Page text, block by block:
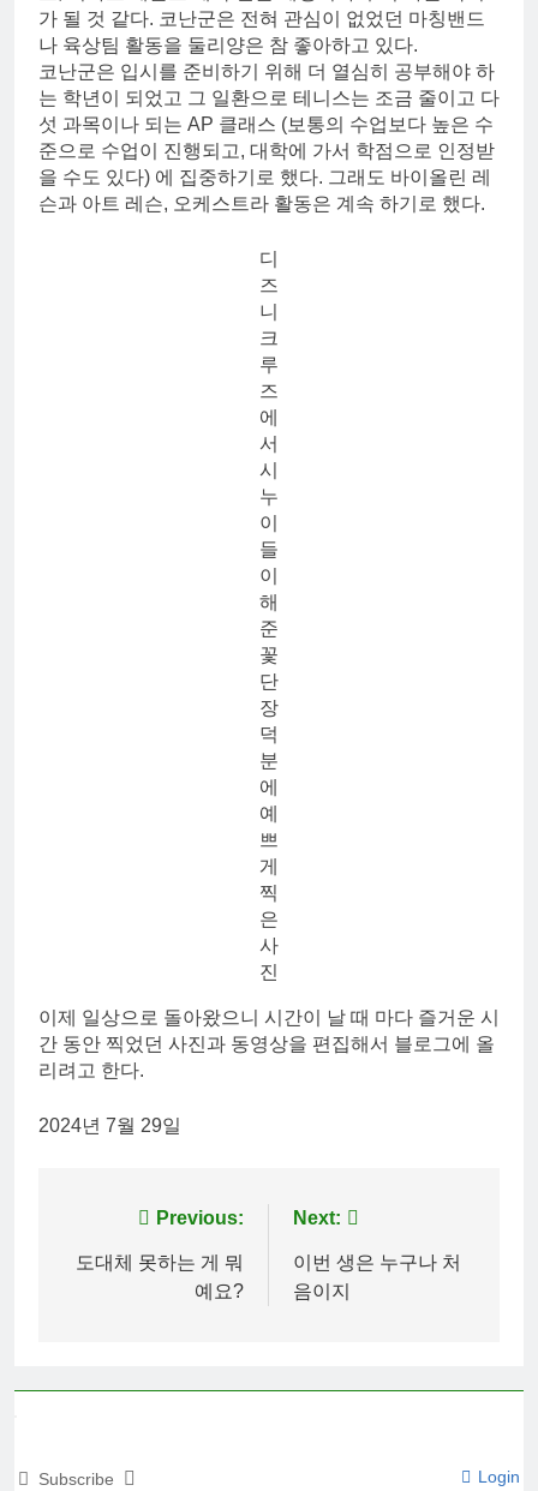
가 될 것 같다. 코난군은 전혀 관심이 없었던 마칭밴드
나 육상팀 활동을 둘리양은 참 좋아하고 있다.
코난군은 입시를 준비하기 위해 더 열심히 공부해야 하
는 학년이 되었고 그 일환으로 테니스는 조금 줄이고 다
섯 과목이나 되는 AP 클래스 (보통의 수업보다 높은 수
준으로 수업이 진행되고, 대학에 가서 학점으로 인정받
을 수도 있다) 에 집중하기로 했다. 그래도 바이올린 레
슨과 아트 레슨, 오케스트라 활동은 계속 하기로 했다.
디
즈
니
크
루
즈
에
서
시
누
이
들
이
해
준
꽃
단
장
덕
분
에
예
쁘
게
찍
은
사
진
이제 일상으로 돌아왔으니 시간이 날 때 마다 즐거운 시
간 동안 찍었던 사진과 동영상을 편집해서 블로그에 올
리려고 한다.
2024년 7월 29일
navigation
Previous:
도대체 못하는 게 뭐
예요?
Next:
이번 생은 누구나 처
음이지
Subscribe Login